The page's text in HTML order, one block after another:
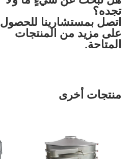
تجده؟
اتصل بمستشارينا للحصول
على مزيد من المنتجات
المتاحة.
منتجات أخرى